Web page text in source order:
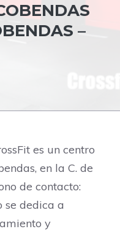
–
es un centro
en la C. de
de contacto:
se dedica a
y